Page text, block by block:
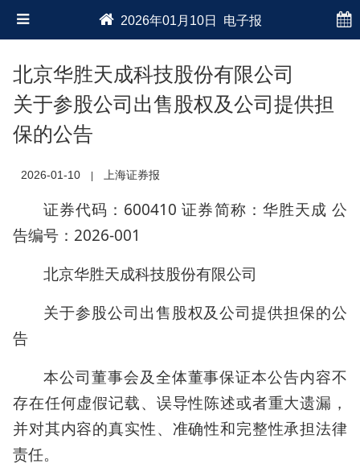
2026年01月10日 电子报
北京华胜天成科技股份有限公司
关于参股公司出售股权及公司提供担
保的公告
2026-01-10 上海证券报
证券代码：600410 证券简称：华胜天成 公
告编号：2026-001
北京华胜天成科技股份有限公司
关于参股公司出售股权及公司提供担保的公
告
本公司董事会及全体董事保证本公告内容不
存在任何虚假记载、误导性陈述或者重大遗漏，
并对其内容的真实性、准确性和完整性承担法律
责任。